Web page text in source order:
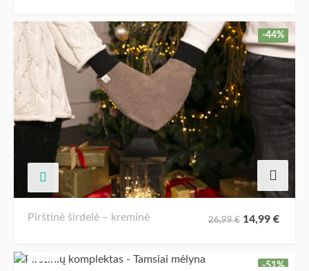
-44%
Pirštinė širdelė – kreminė 26,99€ 14,99 €
-51%